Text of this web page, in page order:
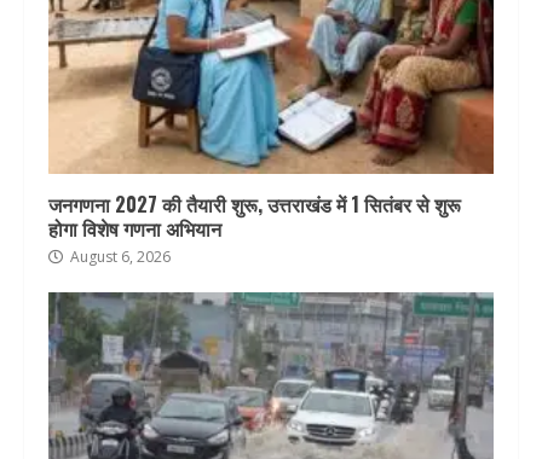
जनगणना 2027 की तैयारी शुरू, उत्तराखंड में 1 सितंबर से शुरू
होगा विशेष गणना अभियान
August 6, 2026